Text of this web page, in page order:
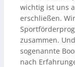
wichtig ist uns
erschließen.
zusammen.
sogenannte
nach